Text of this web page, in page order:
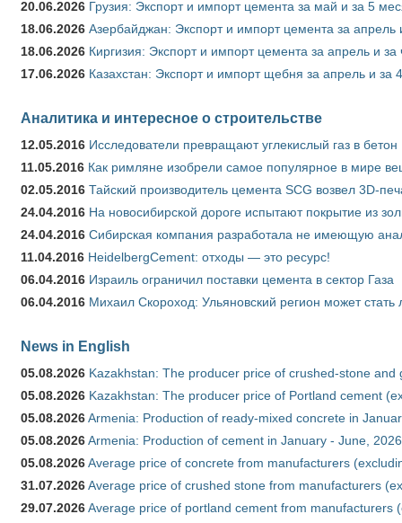
20.06.2026 Грузия: Экспорт и импорт цемента за май и за 5
18.06.2026 Азербайджан: Экспорт и импорт цемента за
18.06.2026 Киргизия: Экспорт и импорт цемента за апрель и
17.06.2026 Казахстан: Экспорт и импорт щебня за апрель и за
Аналитика и интересное о строительстве
12.05.2016 Исследователи превращают углекислый газ в бетон
11.05.2016 Как римляне изобрели самое популярное в мире
02.05.2016 Тайский производитель цемента SCG возвел 3D-
24.04.2016 На новосибирской дороге испытают покрытие из
24.04.2016 Сибирская компания разработала не имеющую
11.04.2016 HeidelbergCement: отходы — это ресурс!
06.04.2016 Израиль ограничил поставки цемента в сектор Газа
06.04.2016 Михаил Скороход: Ульяновский регион может
News in English
05.08.2026 Kazakhstan: The producer price of crushed-stone and
05.08.2026 Kazakhstan: The producer price of Portland cement
05.08.2026Armenia: Production of ready-mixed concrete in
05.08.2026Armenia: Production of cement in January - June, 2026
05.08.2026Average price of concrete from manufacturers
31.07.2026Average price of crushed stone from manufacturers
29.07.2026Average price of portland cement from manufacturers